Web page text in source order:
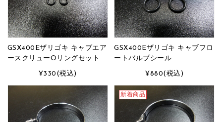
GSX400Eザリゴキ キャブエア
ースクリューOリングセット
¥330 (税込)
GSX400Eザリゴキ キャブフロ
ートバルブシール
¥880(税込)
新着商品